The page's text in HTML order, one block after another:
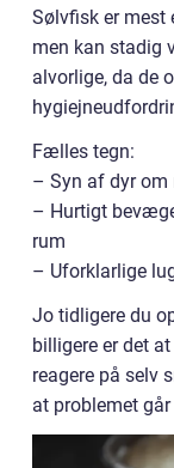
Sølvfisk er mest
men kan stadig
alvorlige, da de
Fælles tegn:
– Syn af dyr
– Hurtigt
rum
– Uforklarlige
Jo tidligere du
billigere er det
reagere på selv
at problemet